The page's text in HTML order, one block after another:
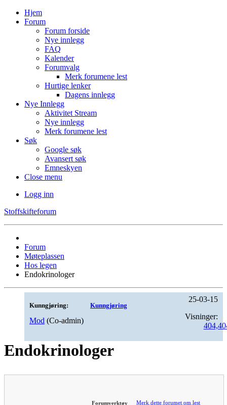
Hjem
Forum
Forum forside
Nye innlegg
FAQ
Kalender
Forumvalg
Merk forumene lest
Hurtige lenker
Dagens innlegg
Nye Innlegg
Aktivitet Stream
Nye innlegg
Merk forumene lest
Søk
Google søk
Avansert søk
Emneskyen
Close menu
Logg inn
Stoffskifteforum
Forum
Møteplassen
Hos legen
Endokrinologer
Kunngjøring: Kunngjøring
Mod (Co-admin)
25-03-15
Visninger:
Endokrinologer
Forumverktøy
Merk dette forumet om lest